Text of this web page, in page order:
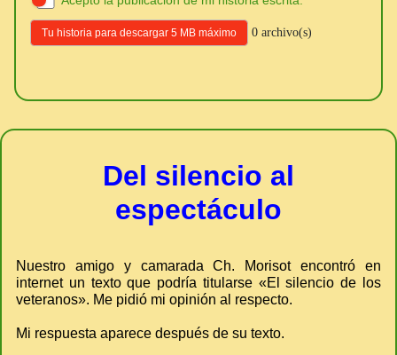
Tu historia para descargar 5 MB máximo 0 archivo(s)
Del silencio al
espectáculo
Nuestro amigo y camarada Ch. Morisot encontró en
internet un texto que podría titularse «El silencio de los
veteranos». Me pidió mi opinión al respecto.
Mi respuesta aparece después de su texto.